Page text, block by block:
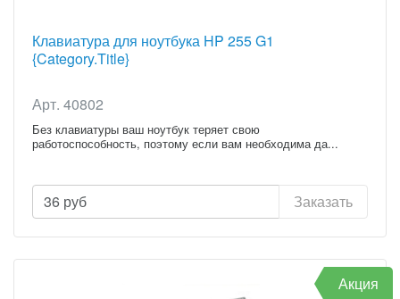
Клавиатура для ноутбука HP 255 G1
{Category.Title}
Арт. 40802
Без клавиатуры ваш ноутбук теряет свою
работоспособность, поэтому если вам необходима да...
36 руб Заказать
Акция